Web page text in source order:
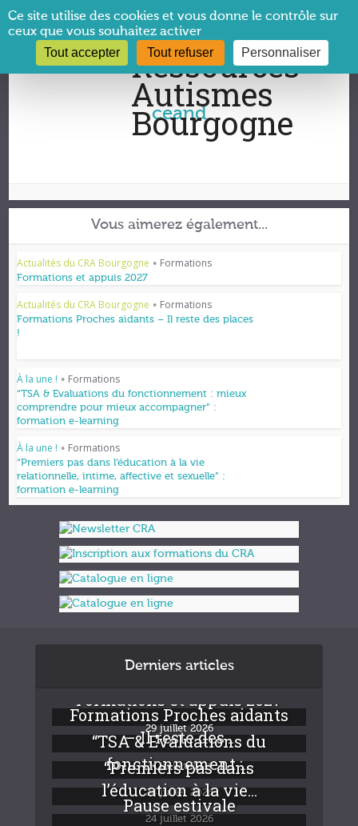
Vous êtes ici :CRA Bourgogne→ceand
ceand
Vous aimerez également...
Actualités du CRA Bourgogne • Formations
Formations et appuis 2027
Actualités du CRA Bourgogne • Formations
Formations Proches aidants – Il reste des places
!
À la une ! • Formations
“TSA & Evaluations du fonctionnement : mieux
comprendre pour mieux accompagner” :
formation e-learning
À la une ! • Formations
“Premiers pas dans l’éducation à la vie
relationnelle, intime, affective et sexuelle” :
formation e-learning
Derniers articles
Formations et appuis 2027
29 juillet 2026
Formations Proches aidants
– Il reste des...
24 juillet 2026
“TSA & Evaluations du
fonctionnement :...
24 juillet 2026
“Premiers pas dans
l’éducation à la vie...
24 juillet 2026
Pause estivale
Panneau de gestion des cookies
Ce site utilise des cookies et vous donne le contrôle sur
ceux que vous souhaitez activer
Tout accepter Tout refuser Personnaliser